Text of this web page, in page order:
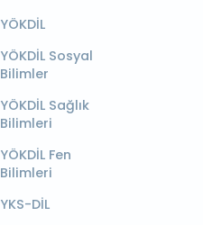
YÖKDİL
YÖKDİL Sosyal
Bilimler
YÖKDİL Sağlık
Bilimleri
YÖKDİL Fen
Bilimleri
YKS-DİL